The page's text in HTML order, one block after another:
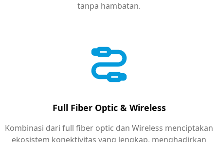
tanpa hambatan.
Full Fiber Optic & Wireless
Kombinasi dari full fiber optic dan Wireless menciptakan
ekosistem konektivitas yang lengkap, menghadirkan